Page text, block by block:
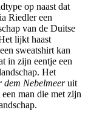
op naast dat
Riedler een
van de Duitse
lijkt haast
sweatshirt kan
in zijn eentje een
Het
dem Nebelmeeruit
man die met zijn